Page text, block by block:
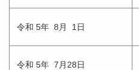
令和 5年 8月 1日
令和 5年 7月28日